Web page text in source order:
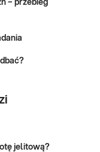
– przebieg
jelitową?